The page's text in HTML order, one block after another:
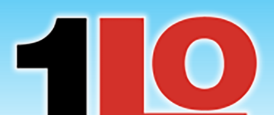
Uczniowie